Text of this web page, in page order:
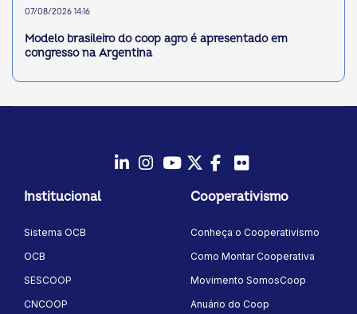
07/08/2026 14:16
Modelo brasileiro do coop agro é apresentado em
congresso na Argentina
Instagram
YoutubeTwitter/X
Facebook
Institucional
Sistema OCB
OCB
SESCOOP
CNCOOP
Cooperativismo
Conheça o Cooperativismo
Como Montar Cooperativa
Movimento SomosCoop
Anuário do Coop